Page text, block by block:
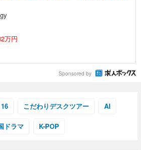
万円
Sponsored by
こだわりデスクツアー AI
ドラマ K-POP